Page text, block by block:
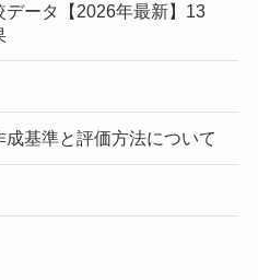
ータ【2026年最新】13
基準と評価方法について